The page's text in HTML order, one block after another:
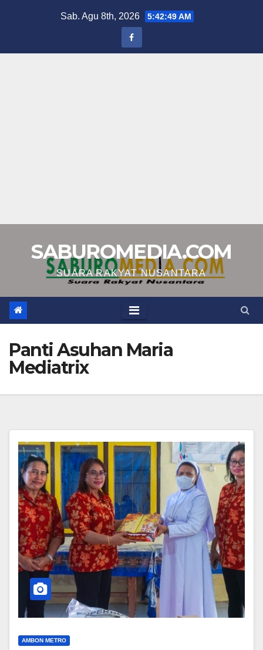
Sab. Agu 8th, 2026 5:42:50 AM
SABUROMEDIA.COM
SUARA RAKYAT NUSANTARA
Panti Asuhan Maria
Mediatrix
AMBON METRO